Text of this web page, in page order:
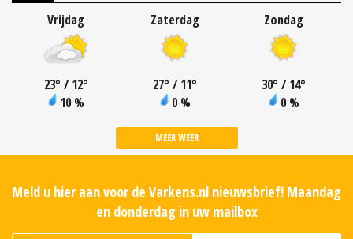
Vrijdag
23° / 12°
10 %
Zaterdag
27° / 11°
0 %
Zondag
30° / 14°
0 %
MEER WEER
Meld u hier aan voor de Varkens.nl nieuwsbrief! Maandag
en donderdag in uw mailbox